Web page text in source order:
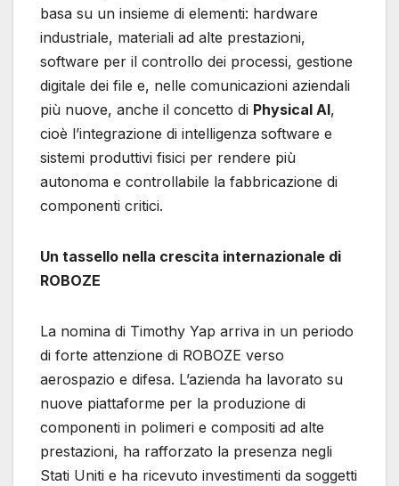
basa su un insieme di elementi: hardware
industriale, materiali ad alte prestazioni,
software per il controllo dei processi, gestione
digitale dei file e, nelle comunicazioni aziendali
più nuove, anche il concetto di Physical AI,
cioè l’integrazione di intelligenza software e
sistemi produttivi fisici per rendere più
autonoma e controllabile la fabbricazione di
componenti critici.
Un tassello nella crescita internazionale di
ROBOZE
La nomina di Timothy Yap arriva in un periodo
di forte attenzione di ROBOZE verso
aerospazio e difesa. L’azienda ha lavorato su
nuove piattaforme per la produzione di
componenti in polimeri e compositi ad alte
prestazioni, ha rafforzato la presenza negli
Stati Uniti e ha ricevuto investimenti da soggetti